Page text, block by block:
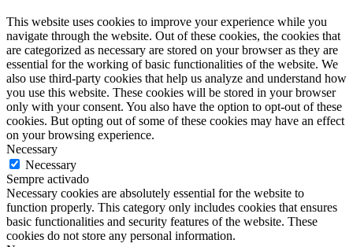
This website uses cookies to improve your experience while you
navigate through the website. Out of these cookies, the cookies that
are categorized as necessary are stored on your browser as they are
essential for the working of basic functionalities of the website. We
also use third-party cookies that help us analyze and understand how
you use this website. These cookies will be stored in your browser
only with your consent. You also have the option to opt-out of these
cookies. But opting out of some of these cookies may have an effect
on your browsing experience.
Necessary
Necessary
Sempre activado
Necessary cookies are absolutely essential for the website to
function properly. This category only includes cookies that ensures
basic functionalities and security features of the website. These
cookies do not store any personal information.